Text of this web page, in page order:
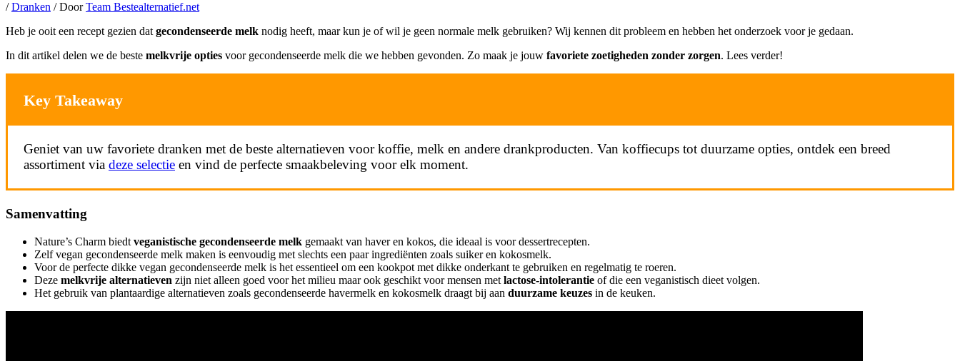
/Dranken / DoorTeam Bestealternatief.net
Heb je ooit een recept gezien dat gecondenseerde melk nodig heeft, maar kun je of wil je geen normale melk gebruiken? Wij kennen dit probleem en hebben het onderzoek voor je gedaan.
In dit artikel delen we de beste melkvrije opties voor gecondenseerde melk die we hebben gevonden. Zo maak je jouw favoriete zoetigheden zonder zorgen. Lees verder!
Key Takeaway
Geniet van uw favoriete dranken met de beste alternatieven voor koffie, melk en andere drankproducten. Van koffiecups tot duurzame opties, ontdek een breed
assortiment via deze selectie en vind de perfecte smaakbeleving voor elk moment.
Samenvatting
Nature’s Charm biedt veganistische gecondenseerde melk gemaakt van haver en kokos, die ideaal is voor dessertrecepten.
Zelf vegan gecondenseerde melk maken is eenvoudig met slechts een paar ingrediënten zoals suiker en kokosmelk.
Voor de perfecte dikke vegan gecondenseerde melk is het essentieel om een kookpot met dikke onderkant te gebruiken en regelmatig te roeren.
Deze melkvrije alternatieven zijn niet alleen goed voor het milieu maar ook geschikt voor mensen met lactose-intolerantie of die een veganistisch dieet volgen.
Het gebruik van plantaardige alternatieven zoals gecondenseerde havermelk en kokosmelk draagt bij aan duurzame keuzes in de keuken.